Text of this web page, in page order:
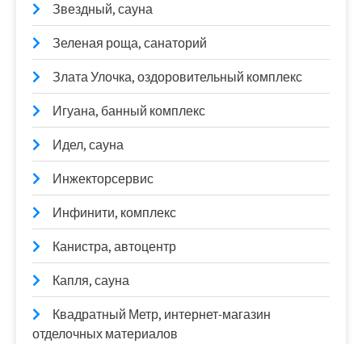
Звездный, сауна
Зеленая роща, санаторий
Злата Улочка, оздоровительный комплекс
Игуана, банный комплекс
Идел, сауна
Инжекторсервис
Инфинити, комплекс
Канистра, автоцентр
Капля, сауна
Квадратный Метр, интернет-магазин
отделочных материалов